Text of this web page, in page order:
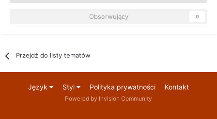
Obserwujący 0
Przejdź do listy tematów
Język Styl Polityka prywatności Kontakt
Powered by Invision Community